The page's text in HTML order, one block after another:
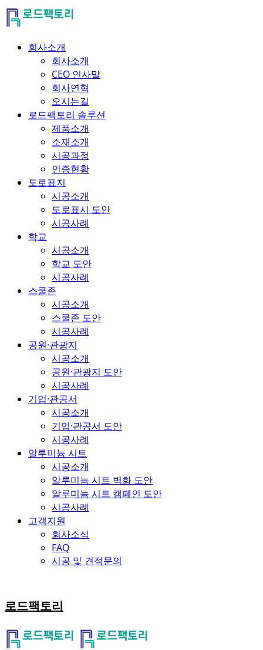
회사소개
회사소개
CEO 인사말
회사연혁
오시는길
로드팩토리 솔루션
제품소개
소재소개
시공과정
인증현황
도로표지
시공소개
도로표시 도안
시공사례
학교
시공소개
학교 도안
시공사례
스쿨존
시공소개
스쿨존 도안
시공사례
공원·관광지
시공소개
공원·관광지 도안
시공사례
기업·관공서
시공소개
기업·관공서 도안
시공사례
알루미늄 시트
시공소개
알루미늄 시트 벽화 도안
알루미늄 시트 캠페인 도안
시공사례
고객지원
회사소식
FAQ
시공 및 견적문의
로드팩토리